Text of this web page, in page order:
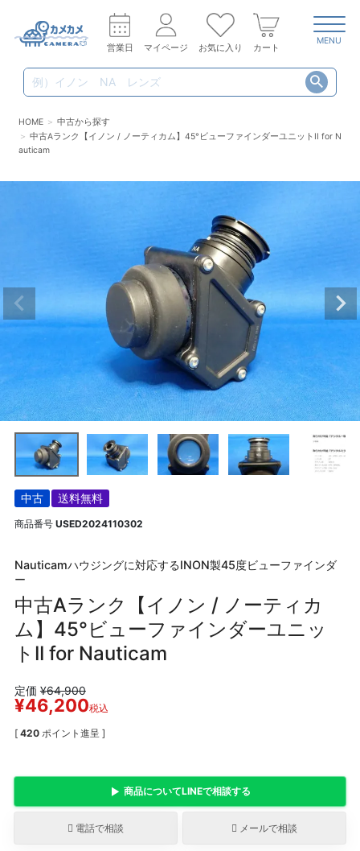
営業日 マイページ お気に入り カート
MENU
HOME
中古から探す
中古Aランク【イノン / ノーティカム】45°ビューファインダーユニットII for N
auticam
中古 送料無料
商品番号 USED2024110302
Nauticamハウジングに対応するINON製45度ビューファインダ
ー
中古Aランク【イノン / ノーティカ
ム】45°ビューファインダーユニッ
トII for Nauticam
定価 ¥64,900
¥46,200税込
[ 420 ポイント進呈 ]
商品についてLINEで相談する
電話で相談 メールで相談